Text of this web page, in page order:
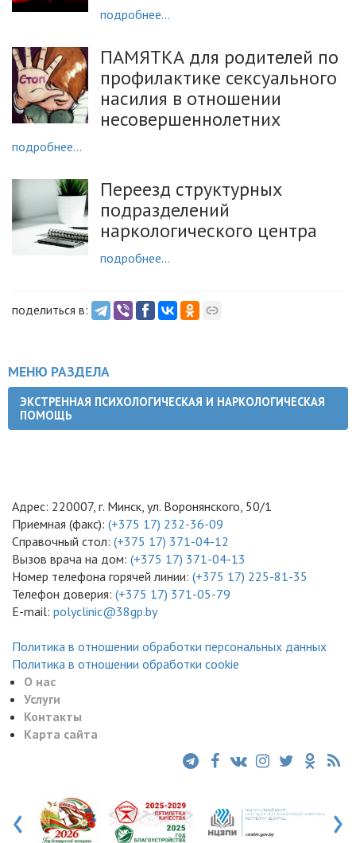
подробнее...
ПАМЯТКА для родителей по
профилактике сексуального
насилия в отношении
несовершеннолетних
подробнее...
Переезд структурных
подразделений
наркологического центра
подробнее...
поделиться в:
МЕНЮ РАЗДЕЛА
ЭКСТРЕННАЯ ПСИХОЛОГИЧЕСКАЯ И НАРКОЛОГИЧЕСКАЯ
ПОМОЩЬ
Адрес: 220007, г. Минск, ул. Воронянского, 50/1
Приемная (факс): (+375 17) 232-36-09
Справочный стол: (+375 17) 371-04-12
Вызов врача на дом: (+375 17) 371-04-13
Номер телефона горячей линии: (+375 17) 225-81-35
Телефон доверия: (+375 17) 371-05-79
E-mail: polyclinic@38gp.by
Политика в отношении обработки персональных данных
Политика в отношении обработки cookie
О нас
Услуги
Контакты
Карта сайта
‹ ›